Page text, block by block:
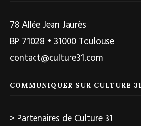
78 Allée Jean Jaurès
BP 71028 • 31000 Toulouse
contact@culture31.com
COMMUNIQUER SUR CULTURE 31
> Partenaires de Culture 31